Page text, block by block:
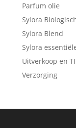
Parfum olie
Sylora
Sylora Blend
Sylora
Uitverkoop en
Verzorging